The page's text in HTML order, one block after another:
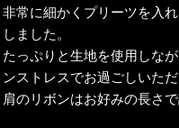
非常に細かくプリーツを入
しました。
たっぷりと生地を使用しな
ンストレスでお過ごしいただ
肩のリボンはお好みの長さ